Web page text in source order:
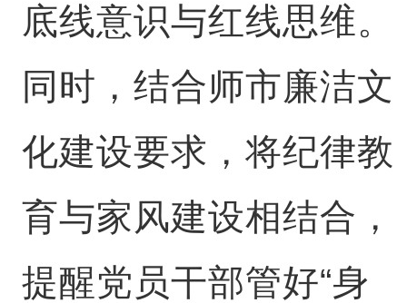
底线意识与红线思维。
同时，结合师市廉洁文
化建设要求，将纪律教
育与家风建设相结合，
提醒党员干部管好“身